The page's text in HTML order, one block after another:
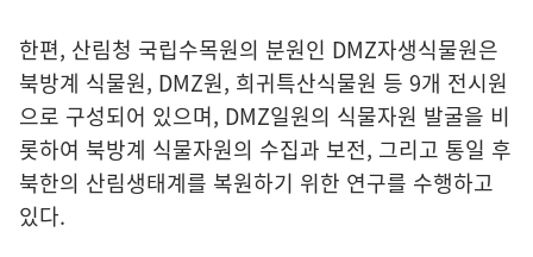
한편, 산림청 국립수목원의 분원인 DMZ자생식물원은
북방계 식물원, DMZ원, 희귀특산식물원 등 9개 전시원
으로 구성되어 있으며, DMZ일원의 식물자원 발굴을 비
롯하여 북방계 식물자원의 수집과 보전, 그리고 통일 후
북한의 산림생태계를 복원하기 위한 연구를 수행하고
있다.